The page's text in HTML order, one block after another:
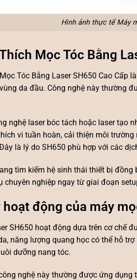
Hình ảnh thực tế Máy
Mọc Tóc Bằng
Tóc Bằng Laser SH650 Cao Cấp
da đầu. Công nghệ này thường
nghệ laser bóc tách hoặc laser tạo
vi tuần hoàn, cải thiện môi
là lý do SH650 phù hợp với các
tìm kiếm hệ sinh thái thiết bị đồng
chuyên nghiệp ngay từ giai đoạn
hoạt động của máy
SH650 hoạt động dựa trên cơ chế
năng lượng quang học có thể hỗ
dưỡng nang tóc.
nghệ này thường được ứng